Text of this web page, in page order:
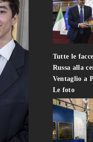
Tutte le
Russa alla
Ventaglio a
Le foto